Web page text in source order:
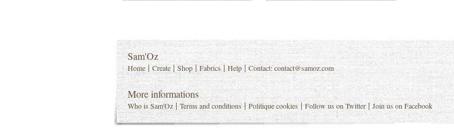
Sam'Oz
Home |Create |Shop |Fabrics |Help |Contact:contact@samoz.com
More informations
Who is Sam'Oz |Terms and conditions |Politique cookies |Follow us on Twitter |Join us on Facebook